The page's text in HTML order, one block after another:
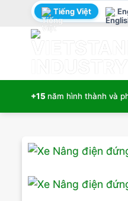
Tiếng Việt
+15 năm hình thành và